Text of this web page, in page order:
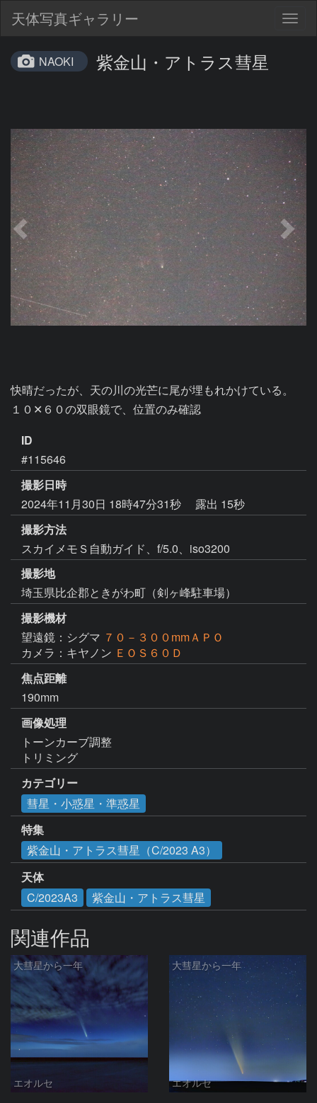
天体写真ギャラリー
NAOKI 紫金山・アトラス彗星
快晴だったが、天の川の光芒に尾が埋もれかけている。
１０✕６０の双眼鏡で、位置のみ確認
ID
#115646
撮影日時
2024年11月30日 18時47分31秒
露出 15秒
撮影方法
スカイメモＳ自動ガイド、f/5.0、iso3200
撮影地
埼玉県比企郡ときがわ町（剣ヶ峰駐車場）
撮影機材
望遠鏡：シグマ ７０－３００mmＡＰＯ
カメラ：キヤノン ＥＯＳ６０Ｄ
焦点距離
190mm
画像処理
トーンカーブ調整
トリミング
カテゴリー
彗星・小惑星・準惑星
特集
紫金山・アトラス彗星（C/2023 A3）
天体
C/2023A3
紫金山・アトラス彗星
関連作品
大彗星から一年
エオルセ
大彗星から一年
エオルセ